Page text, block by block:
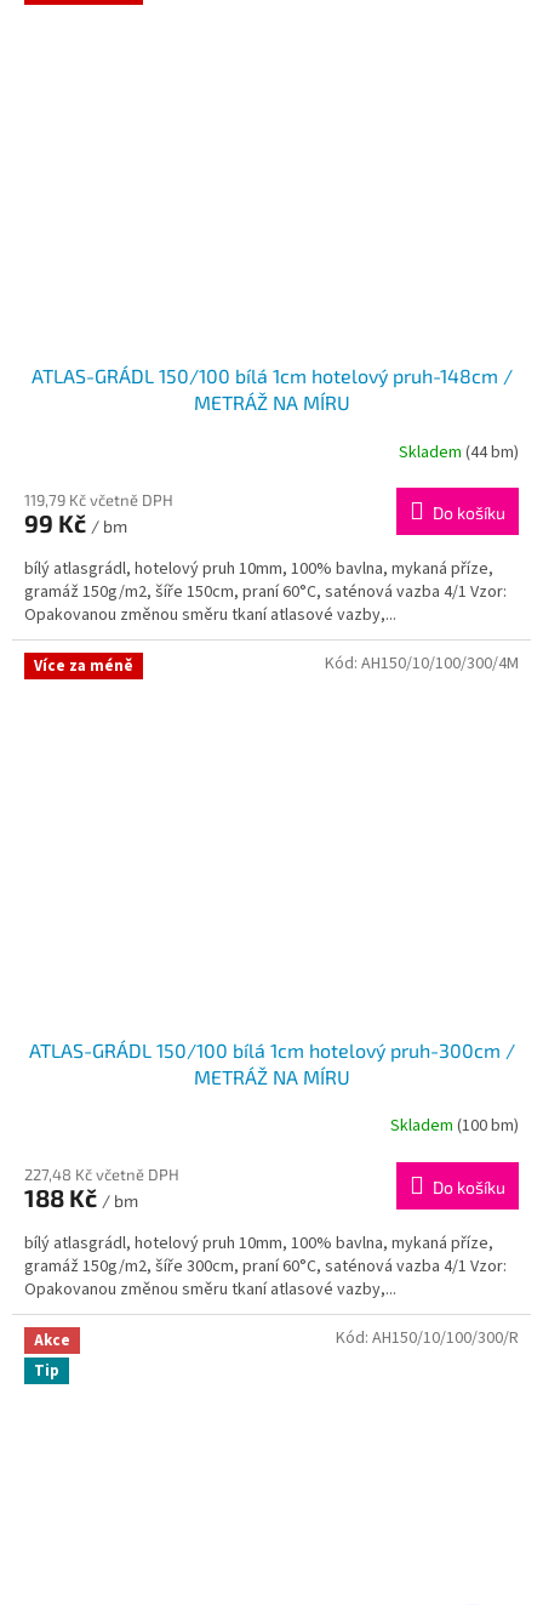
ATLAS-GRÁDL 150/100 bílá 1cm hotelový pruh-148cm /
METRÁŽ NA MÍRU
Skladem (44 bm)
119,79 Kč včetně DPH
99 Kč / bm
Do košíku
bílý atlasgrádl, hotelový pruh 10mm, 100% bavlna, mykaná příze,
gramáž 150g/m2, šíře 150cm, praní 60°C, saténová vazba 4/1 Vzor:
Opakovanou změnou směru tkaní atlasové vazby,...
Více za méně
ATLAS-GRÁDL 150/100 bílá 1cm hotelový pruh-300cm /
METRÁŽ NA MÍRU
Skladem (100 bm)
227,48 Kč včetně DPH
188 Kč / bm
Do košíku
bílý atlasgrádl, hotelový pruh 10mm, 100% bavlna, mykaná příze,
gramáž 150g/m2, šíře 300cm, praní 60°C, saténová vazba 4/1 Vzor:
Opakovanou změnou směru tkaní atlasové vazby,...
Kód: AH150/10/100/300/4M
Akce
Tip
Kód: AH150/10/100/300/R